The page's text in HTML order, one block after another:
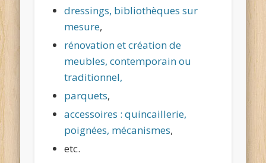
dressings, bibliothèques sur
mesure,
rénovation et création de
meubles, contemporain ou
traditionnel,
parquets,
accessoires : quincaillerie,
poignées, mécanismes,
etc.